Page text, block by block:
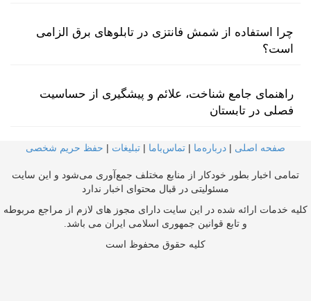
چرا استفاده از شمش فانتزی در تابلوهای برق الزامی
است؟
راهنمای جامع شناخت، علائم و پیشگیری از حساسیت
فصلی در تابستان
صفحه اصلی | درباره‌ما | تماس‌با‌ما | تبلیغات | حفظ حریم شخصی
تمامی اخبار بطور خودکار از منابع مختلف جمع‌آوری می‌شود و این سایت
مسئولیتی در قبال محتوای اخبار ندارد
کلیه خدمات ارائه شده در این سایت دارای مجوز های لازم از مراجع مربوطه
و تابع قوانین جمهوری اسلامی ایران می باشد.
کلیه حقوق محفوظ است